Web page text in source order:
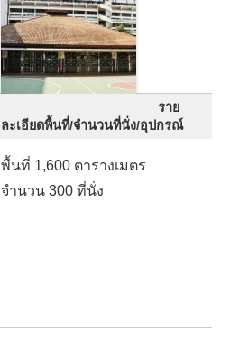
ราย
ละเอียดพื้นที่/จำนวนที่นั่ง/อุปกรณ์
พื้นที่ 1,600 ตารางเมตร
จำนวน 300 ที่นั่ง